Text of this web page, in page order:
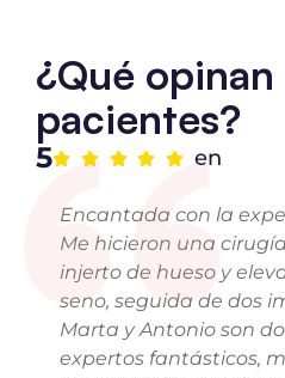
¿Qué
pacientes?
5 en
Encantada con la
Me hicieron una
injerto de hueso y
seno, seguida de dos
Marta y Antonio son
expertos fantásticos,